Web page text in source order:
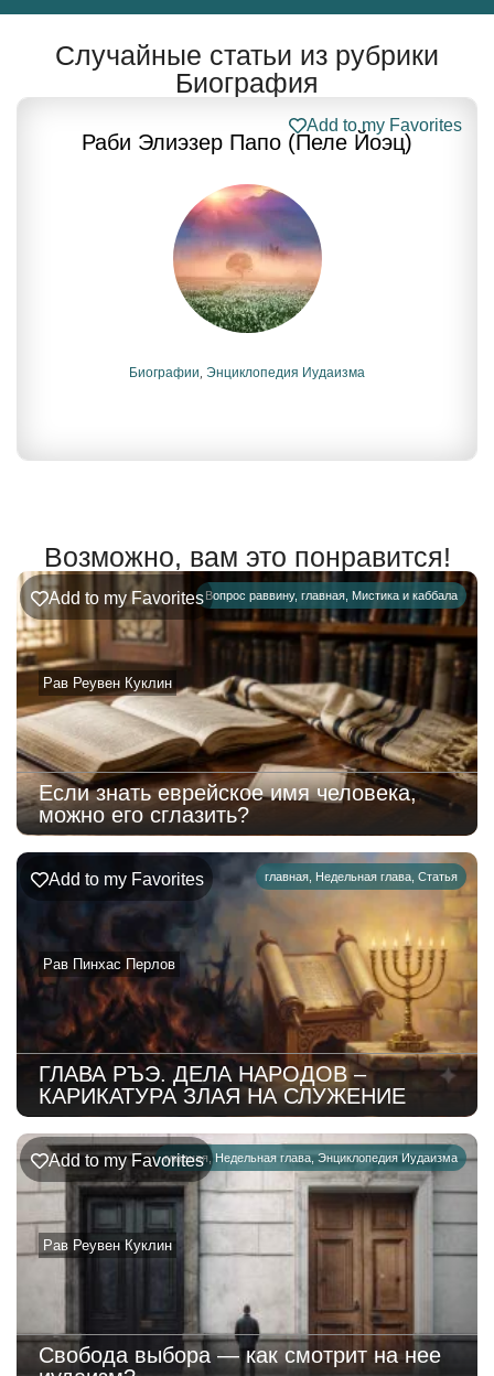
Случайные статьи из рубрики
Биография
Раби Элиэзер Папо (Пеле Йоэц)
Add to my Favorites
Биографии Энциклопедия Иудаизма
Возможно, вам это понравится!
Вопрос раввину, главная Мистика и каббала
Рав Реувен Куклин
Add to my Favorites
Если знать еврейское имя человека,
можно его сглазить?
главная Недельная глава Статья
Рав Пинхас Перлов
Add to my Favorites
ГЛАВА РЪЭ. ДЕЛА НАРОДОВ –
КАРИКАТУРА ЗЛАЯ НА СЛУЖЕНИЕ
главная , Недельная глава,Энциклопедия Иудаизма
Рав Реувен Куклин
Add to my Favorites
Свобода выбора — как смотрит на нее